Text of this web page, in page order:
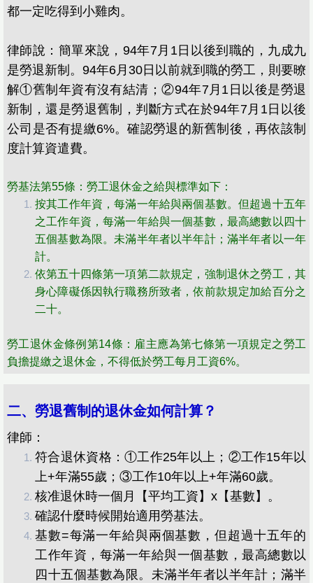
都一定吃得到小雞肉。
律師說：簡單來說，94年7月1日以後到職的，九成九
是勞退新制。94年6月30日以前就到職的勞工，則要暸
解①舊制年資有沒有結清；②94年7月1日以後是勞退
新制，還是勞退舊制，判斷方式在於94年7月1日以後
公司是否有提繳6%。確認勞退的新舊制後，再依該制
度計算資遣費。
​​勞基法第55條：勞工退休金之給與標準如下：
按其工作年資，每滿一年給與兩個基數。但超過十五年
之工作年資，每滿一年給與一個基數，最高總數以四十
五個基數為限。未滿半年者以半年計；滿半年者以一年
計。
依第五十四條第一項第二款規定，強制退休之勞工，其
身心障礙係因執行職務所致者，依前款規定加給百分之
二十。
勞工退休金條例第​​14條：雇主應為第七條第一項規定之勞工
負擔提繳之退休金，不得低於勞工每月工資6%。
二、勞退舊制的退休金如何計算？
律師：
符合退休資格：①工作25年以上；②工作15年以
上+年滿55歲；③工作10年以上+年滿60歲。
核准退休時一個月【平均工資】x【基數】。
確認什麼時候開始適用勞基法。
基數=每滿一年給與兩個基數，但超過十五年的
工作年資，每滿一年給與一個基數，最高總數以
四十五個基數為限。未滿半年者以半年計；滿半